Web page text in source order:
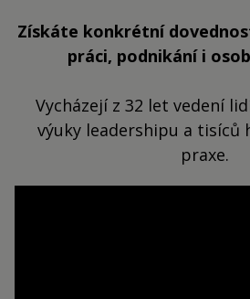
Získáte konkrétní
práci, podnikání i
Vycházejí z 32 let vedení
výuky leadershipu a tisíců
praxe.